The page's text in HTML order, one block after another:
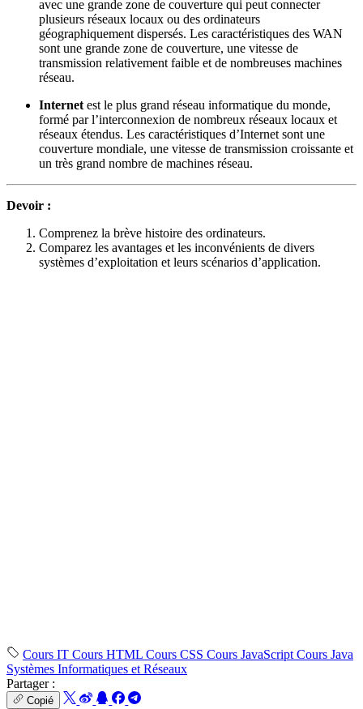
avec une grande zone de couverture qui peut connecter
plusieurs réseaux locaux ou des ordinateurs
géographiquement dispersés. Les caractéristiques des WAN
sont une grande zone de couverture, une vitesse de
transmission relativement faible et de nombreuses machines
réseau.
Internet est le plus grand réseau informatique du monde,
formé par l’interconnexion de nombreux réseaux locaux et
réseaux étendus. Les caractéristiques d’Internet sont une
couverture mondiale, une vitesse de transmission croissante et
un très grand nombre de machines réseau.
Devoir :
Comprenez la brève histoire des ordinateurs.
Comparez les avantages et les inconvénients de divers
systèmes d’exploitation et leurs scénarios d’application.
Cours IT Cours HTML Cours CSS Cours JavaScript Cours Java
Systèmes Informatiques et Réseaux
Partager :
Copié